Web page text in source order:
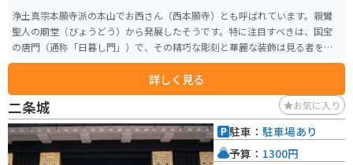
浄土真宗本願寺派の本山でお西さん（西本願寺）とも呼ばれています。親鸞
聖人の廟堂（びょうどう）から発展したそうです。特に注目すべきは、国宝
の唐門（通称「日暮し門」）で、その精巧な彫刻と華麗な装飾は見る者を圧
倒します。また、飛雲閣は桃山時代の文化を象徴する美しい建物として知ら
れています。西本願寺は、世界遺産にも登録されており、多くの観光客が訪
れる人気のスポットです。朝早くから開門しているので、早朝の訪問スポッ
トにしたい場所です。時間帯によってはお坊さんの説法も聴けるそうです。参
拝料はかかりません。
詳しく見る
二条城 お気に入り
駐車： 駐車場あり
予算： 1300円